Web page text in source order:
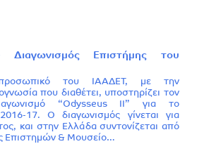
Επιστήμης του
προσωπικό του ΙΑΑΔΕΤ, με την
που διαθέτει, υποστηρίζει τον
“Odysseus II” για το
17. Ο διαγωνισμός γίνεται για
και στην Ελλάδα συντονίζεται από
Επιστημών & Μουσείο…